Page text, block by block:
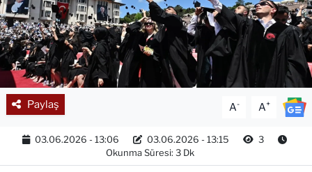
Paylaş A- A+
03.06.2026 - 13:06 03.06.2026 - 13:15
3
Okunma Süresi: 3 Dk